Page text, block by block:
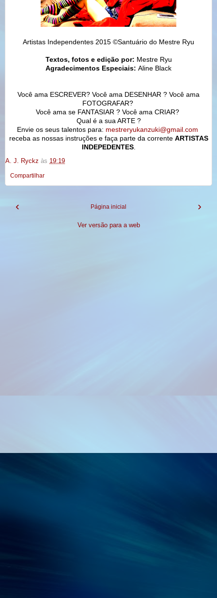
Artistas Independentes 2015 ©Santuário do Mestre Ryu
Textos, fotos e edição por: Mestre Ryu
Agradecimentos Especiais: Aline Black
Você ama ESCREVER? Você ama DESENHAR ? Você ama
FOTOGRAFAR?
Você ama se FANTASIAR ? Você ama CRIAR?
Qual é a sua ARTE ?
Envie os seus talentos para: mestreryukanzuki@gmail.com
receba as nossas instruções e faça parte da corrente ARTISTAS
INDEPEDENTES.
A. J. Ryckz às 19:19
Compartilhar
‹ ›
Página inicial
Ver versão para a web